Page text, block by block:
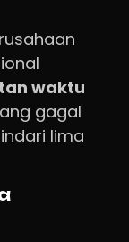
waktu
gagal
lima